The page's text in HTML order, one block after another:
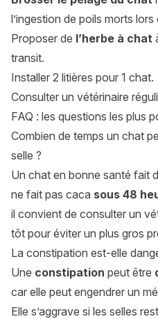
l’ingestion de poils morts
Proposer de l’herbe à chat
transit.
Installer 2 litières pour 1 chat.
Consulter un vétérinaire
FAQ : les questions les plus
Combien de temps un chat
selle ?
Un chat en bonne santé fait
ne fait pas caca sous 48
il convient de consulter un
tôt pour éviter un plus gros
La constipation est-elle
Une constipation peut être
car elle peut engendrer un
Elle s’aggrave si les selles